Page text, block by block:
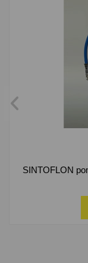
SINTOFLON